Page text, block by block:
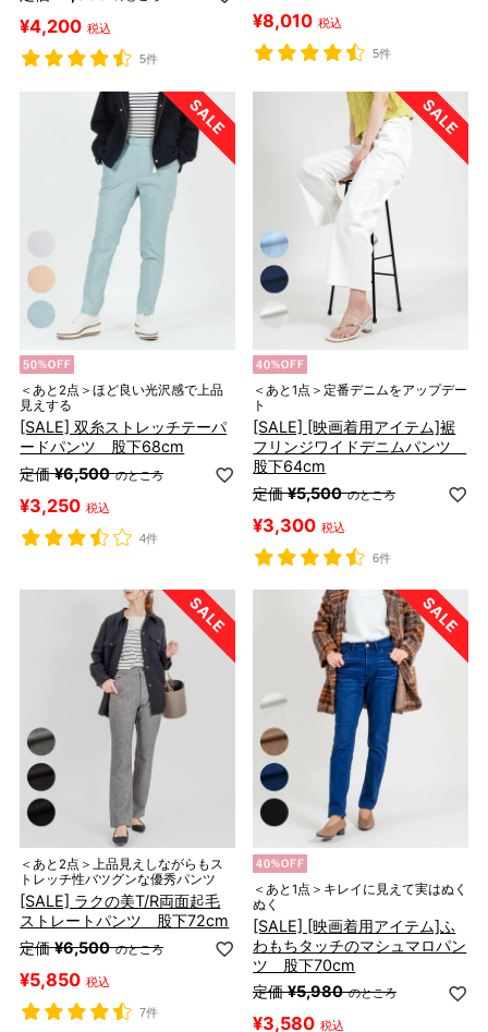
¥4,200 税込
5件
¥8,010 税込
5件
＜あと2点＞ほど良い光沢感で上品
見えする
[SALE] 双糸ストレッチテーパ
ードパンツ 股下68cm
定価 ¥6,500 のところ
¥3,250 税込
4件
＜あと1点＞定番デニムをアップデー
ト
[SALE] [映画着用アイテム]裾
フリンジワイドデニムパンツ
股下64cm
定価 ¥5,500 のところ
¥3,300 税込
6件
＜あと2点＞上品見えしながらもス
トレッチ性バツグンな優秀パンツ
[SALE] ラクの美T/R両面起毛
ストレートパンツ 股下72cm
定価 ¥6,500 のところ
¥5,850 税込
7件
＜あと1点＞キレイに見えて実はぬく
ぬく
[SALE] [映画着用アイテム]ふ
わもちタッチのマシュマロパン
ツ 股下70cm
定価 ¥5,980 のところ
¥3,580 税込